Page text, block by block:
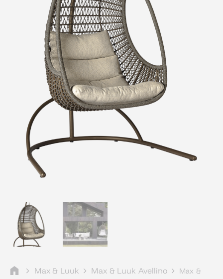
Max & Luuk Max & Luuk Avellino
Max &